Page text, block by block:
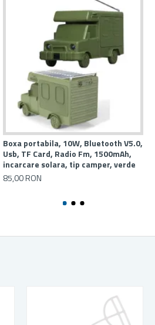
Boxa portabila, 10W, Bluetooth V5.0,
Usb, TF Card, Radio Fm, 1500mAh,
incarcare solara, tip camper, verde
85,00 RON